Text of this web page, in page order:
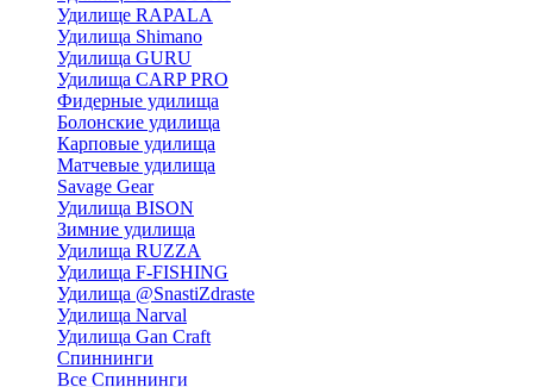
Удилище RAPALA
Удилища Shimano
Удилища GURU
Удилища CARP PRO
Фидерные удилища
Болонские удилища
Карповые удилища
Матчевые удилища
Savage Gear
Удилища BISON
Зимние удилища
Удилища RUZZA
Удилища F-FISHING
Удилища @SnastiZdraste
Удилища Narval
Удилища Gan Craft
Спиннинги
Все Спиннинги